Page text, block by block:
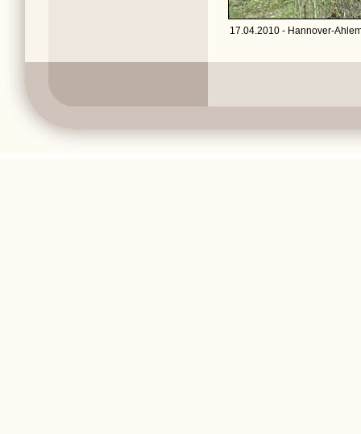
17.04.2010 - Hannover-